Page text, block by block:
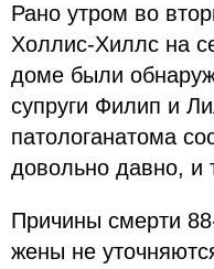
Рано утром во
Холлис-Хиллс на
доме были
супруги Филип и
патологанатома
довольно давно, и
Причины смерти
жены не